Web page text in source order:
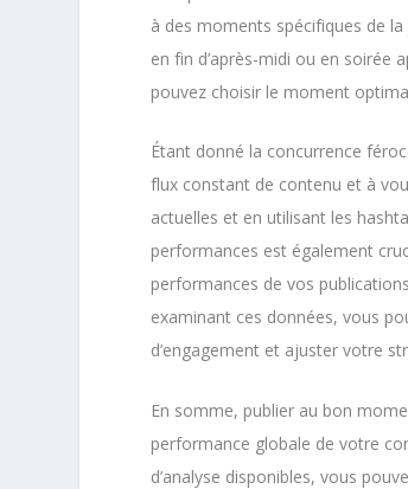
à des moments spécifiques de
en fin d’après-midi ou en soirée
pouvez choisir le moment
Étant donné la concurrence
flux constant de contenu et à
actuelles et en utilisant les
performances est également
performances de vos
examinant ces données, vous
d’engagement et ajuster votre
En somme, publier au bon
performance globale de votre
d’analyse disponibles, vous